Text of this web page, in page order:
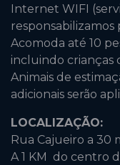
Internet WIFI
Acomoda até 10
incluindo crianças
Animais de
adicionais serão
LOCALIZAÇÃO:
Rua Cajueiro a 30
A 1 KM do centro